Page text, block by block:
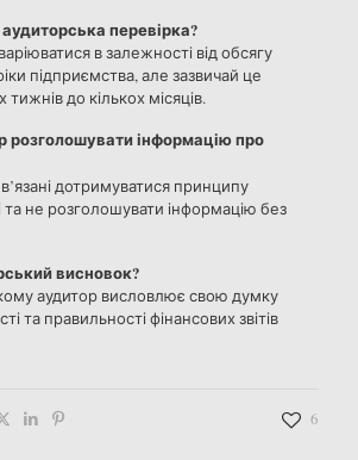
перевірка?
в залежності від обсягу
підприємства, але зазвичай це
тижнів до кількох місяців.
розголошувати інформацію про
дотримуватися принципу
та не розголошувати інформацію без
висновок?
аудитор висловлює свою думку
та правильності фінансових звітів
6